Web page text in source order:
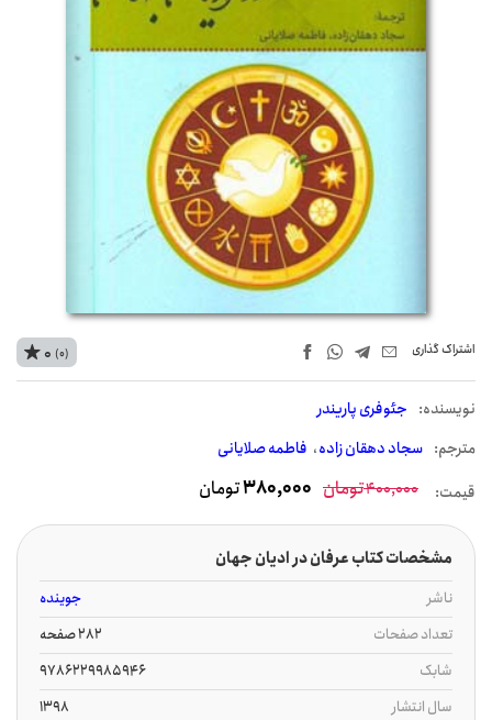
اشتراک‌ گذاری
نويسنده: جئوفری پاریندر
مترجم: سجاد دهقان زاده فاطمه صلایانی
0 (0)
قیمت: 400,000تومان 380,000تومان
مشخصات کتاب عرفان در ادیان جهان
ناشر
جوینده
تعداد صفحات
282 صفحه
شابک
9786229985946
سال انتشار
1398